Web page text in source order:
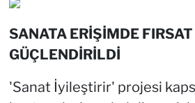
SANATA ERİŞİMDE
GÜÇLENDİRİLDİ
'Sanat İyileştirir' projesi